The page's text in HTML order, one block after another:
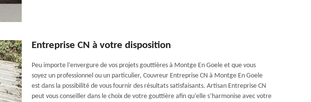
Entreprise CN à votre disposition
Peu importe l’envergure de vos projets gouttières à Montge En Goele et que vous
soyez un professionnel ou un particulier, Couvreur Entreprise CN à Montge En Goele
est dans la possibilité de vous fournir des résultats satisfaisants. Artisan Entreprise CN
peut vous conseiller dans le choix de votre gouttière afin qu’elle s’harmonise avec votre